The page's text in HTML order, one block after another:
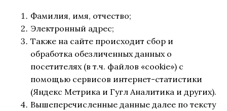
Фамилия, имя, отчество;
Электронный адрес;
Также на сайте происходит сбор и
обработка обезличенных данных о
посетителях (в т.ч. файлов «cookie») с
помощью сервисов интернет-статистики
(Яндекс Метрика и Гугл Аналитика и других).
Вышеперечисленные данные далее по тексту